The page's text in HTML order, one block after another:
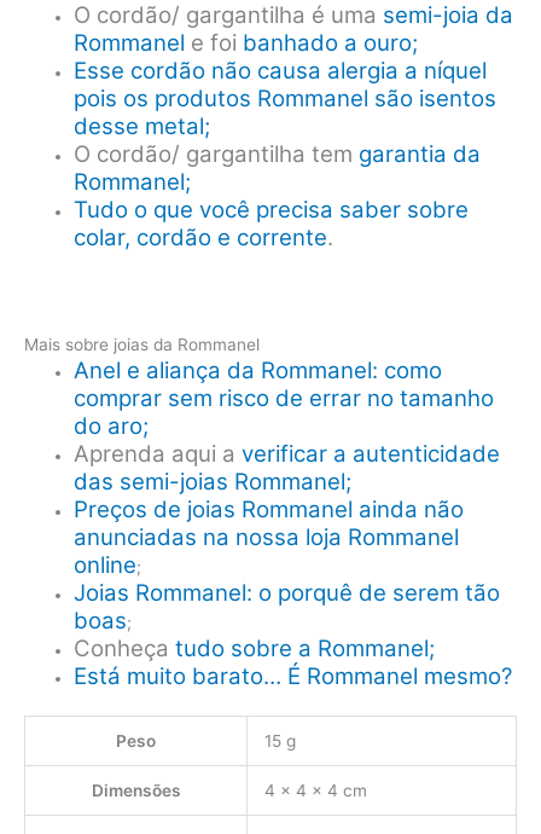
O cordão/ gargantilha é uma semi-joia da
Rommanel e foi banhado a ouro;
Esse cordão não causa alergia a níquel
pois os produtos Rommanel são isentos
desse metal;
O cordão/ gargantilha tem garantia da
Rommanel;
Tudo o que você precisa saber sobre
colar, cordão e corrente.
Mais sobre joias da Rommanel
Anel e aliança da Rommanel: como
comprar sem risco de errar no tamanho
do aro;
Aprenda aqui averificar a autenticidade
das semi-joias Rommanel;
Preços de joias Rommanel ainda não
anunciadas na nossa loja Rommanel
online;
Joias Rommanel: o porquê de serem tão
boas;
Conheçatudo sobre a Rommanel;
Está muito barato… É Rommanel mesmo?
Peso 15 g
Dimensões 4 × 4 × 4 cm